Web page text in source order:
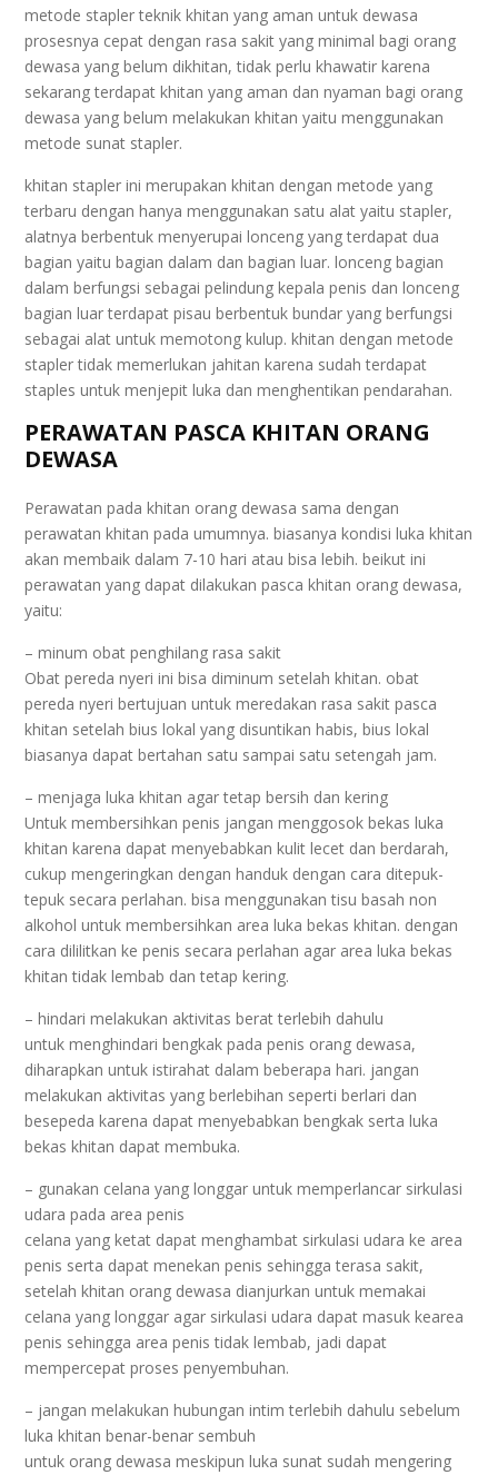
metode stapler teknik khitan yang aman untuk dewasa
prosesnya cepat dengan rasa sakit yang minimal bagi orang
dewasa yang belum dikhitan, tidak perlu khawatir karena
sekarang terdapat khitan yang aman dan nyaman bagi orang
dewasa yang belum melakukan khitan yaitu menggunakan
metode sunat stapler.
khitan stapler ini merupakan khitan dengan metode yang
terbaru dengan hanya menggunakan satu alat yaitu stapler,
alatnya berbentuk menyerupai lonceng yang terdapat dua
bagian yaitu bagian dalam dan bagian luar. lonceng bagian
dalam berfungsi sebagai pelindung kepala penis dan lonceng
bagian luar terdapat pisau berbentuk bundar yang berfungsi
sebagai alat untuk memotong kulup. khitan dengan metode
stapler tidak memerlukan jahitan karena sudah terdapat
staples untuk menjepit luka dan menghentikan pendarahan.
PERAWATAN PASCA KHITAN ORANG
DEWASA
Perawatan pada khitan orang dewasa sama dengan
perawatan khitan pada umumnya. biasanya kondisi luka khitan
akan membaik dalam 7-10 hari atau bisa lebih. beikut ini
perawatan yang dapat dilakukan pasca khitan orang dewasa,
yaitu:
– minum obat penghilang rasa sakit
Obat pereda nyeri ini bisa diminum setelah khitan. obat
pereda nyeri bertujuan untuk meredakan rasa sakit pasca
khitan setelah bius lokal yang disuntikan habis, bius lokal
biasanya dapat bertahan satu sampai satu setengah jam.
– menjaga luka khitan agar tetap bersih dan kering
Untuk membersihkan penis jangan menggosok bekas luka
khitan karena dapat menyebabkan kulit lecet dan berdarah,
cukup mengeringkan dengan handuk dengan cara ditepuk-
tepuk secara perlahan. bisa menggunakan tisu basah non
alkohol untuk membersihkan area luka bekas khitan. dengan
cara dililitkan ke penis secara perlahan agar area luka bekas
khitan tidak lembab dan tetap kering.
– hindari melakukan aktivitas berat terlebih dahulu
untuk menghindari bengkak pada penis orang dewasa,
diharapkan untuk istirahat dalam beberapa hari. jangan
melakukan aktivitas yang berlebihan seperti berlari dan
besepeda karena dapat menyebabkan bengkak serta luka
bekas khitan dapat membuka.
– gunakan celana yang longgar untuk memperlancar sirkulasi
udara pada area penis
celana yang ketat dapat menghambat sirkulasi udara ke area
penis serta dapat menekan penis sehingga terasa sakit,
setelah khitan orang dewasa dianjurkan untuk memakai
celana yang longgar agar sirkulasi udara dapat masuk kearea
penis sehingga area penis tidak lembab, jadi dapat
mempercepat proses penyembuhan.
– jangan melakukan hubungan intim terlebih dahulu sebelum
luka khitan benar-benar sembuh
untuk orang dewasa meskipun luka sunat sudah mengering